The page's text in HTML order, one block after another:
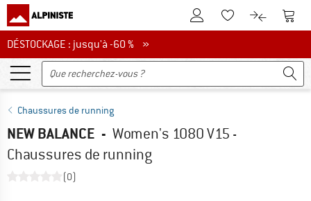
Vers le compte client
Vers la liste
Vers le
DÉSTOCKAGE : jusqu'à -60 %
DÉSTOCKAGE : jusqu'à -60 % »
Chaussures de running
NEW BALANCE - Women's 1080 V15 -
Chaussures de running
(0)